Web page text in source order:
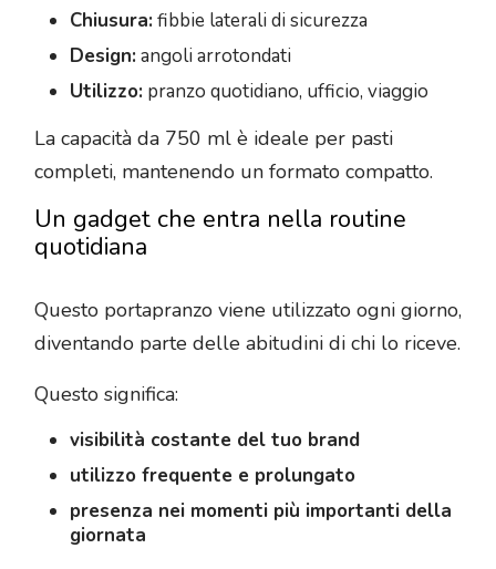
Chiusura: fibbie laterali di sicurezza
Design: angoli arrotondati
Utilizzo: pranzo quotidiano, ufficio, viaggio
La capacità da 750 ml è ideale per pasti
completi, mantenendo un formato compatto.
Un gadget che entra nella routine
quotidiana
Questo portapranzo viene utilizzato ogni giorno,
diventando parte delle abitudini di chi lo riceve.
Questo significa:
visibilità costante del tuo brand
utilizzo frequente e prolungato
presenza nei momenti più importanti della
giornata